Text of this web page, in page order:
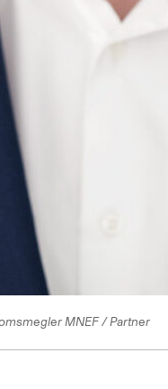
MNEF / Partner